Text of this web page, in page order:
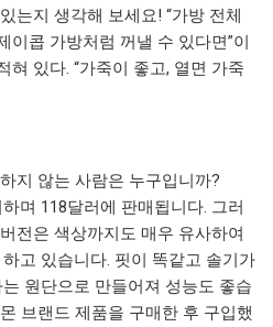
는지 생각해 보세요! “가방 전체
이콥 가방처럼 꺼낼 수 있다면”이
혀 있다. “가죽이 좋고, 열면 가죽
지 않는 사람은 누구입니까?
며 118달러에 판매됩니다. 그러
전은 색상까지도 매우 유사하여
고 있습니다. 핏이 똑같고 솔기가
원단으로 만들어져 성능도 좋습
브랜드 제품을 구매한 후 구입했